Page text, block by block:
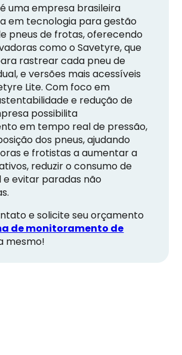
é uma empresa brasileira
em tecnologia para gestão
pneus de frotas, oferecendo
como o Savetyre, que
rastrear cada pneu de
e versões mais acessíveis
Lite. Com foco em
e redução de
possibilita
em tempo real de pressão,
dos pneus, ajudando
e frotistas a aumentar a
reduzir o consumo de
evitar paradas não
e solicite seu orçamento
de monitoramento de
mesmo!